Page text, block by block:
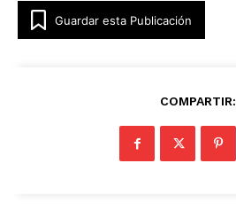
Del Siglo
Guardar esta Publicación
COMPARTIR: